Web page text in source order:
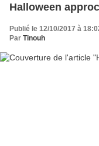
Halloween
Publié le 12/10/2017 à
Par Tinouh